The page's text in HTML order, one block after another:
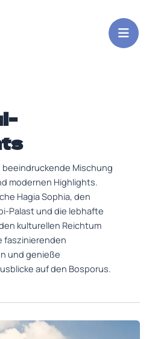
Mischung
modernen Highlights.
Hagia Sophia, den
Palast und die lebhafte
kulturellen Reichtum
faszinierenden
und genieße
auf den Bosporus.